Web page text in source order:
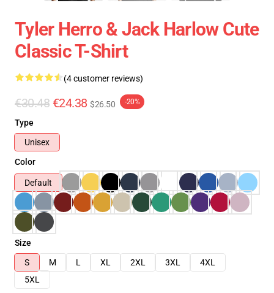
Tyler Herro & Jack Harlow Cute
Classic T-Shirt
(4 customer reviews)
€30.48 €24.38 $26.50 -20%
Type
Unisex
Color
Default
Size
S
M L XL 2XL 3XL
4XL
5XL